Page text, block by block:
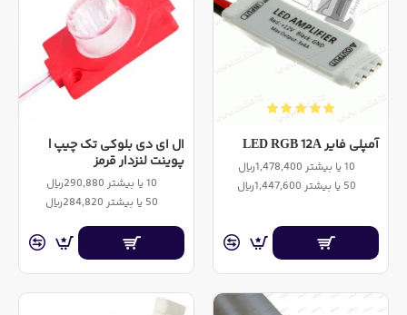
آمپلی فایر LED RGB 12A
10 یا بیشتر 1,478,400ریال
50 یا بیشتر 1,447,600ریال
ال ای دی بلوکی تک چیپ |
پوینت لنزدار قرمز
10 یا بیشتر 290,880ریال
50 یا بیشتر 284,820ریال